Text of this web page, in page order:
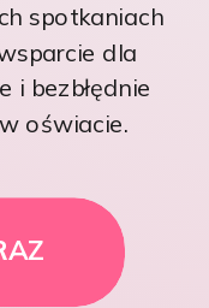
spotkaniach
dla
i bezbłędnie
oświacie.